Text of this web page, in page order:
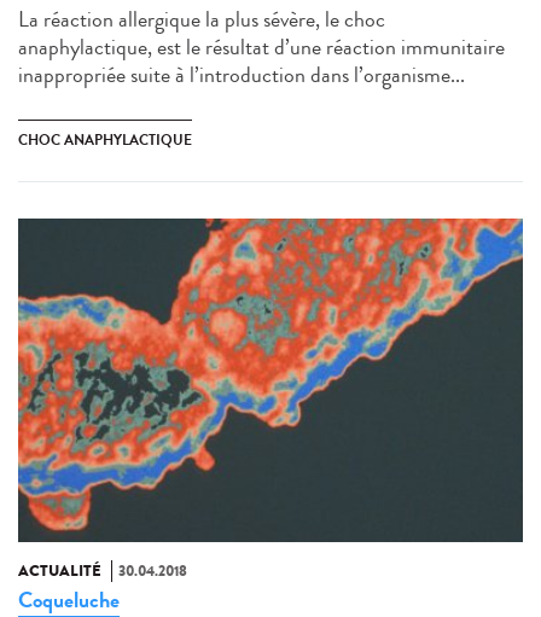
La réaction allergique la plus sévère, le choc
anaphylactique, est le résultat d’une réaction immunitaire
inappropriée suite à l’introduction dans l’organisme...
CHOC ANAPHYLACTIQUE
ACTUALITÉ 30.04.2018
Coqueluche